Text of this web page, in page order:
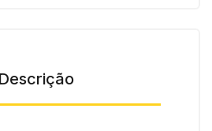
Descrição